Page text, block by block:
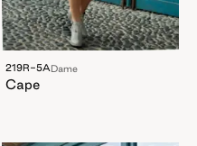
219R-5ADame
Cape